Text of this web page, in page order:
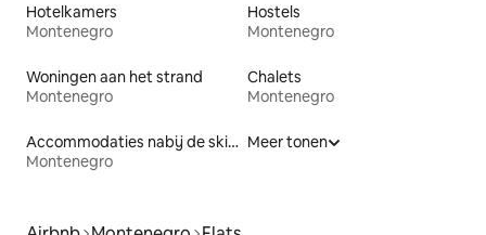
Hotelkamers
Montenegro
Hostels
Montenegro
Woningen aan het strand
Montenegro
Chalets
Montenegro
Accommodaties nabij de skipiste
Montenegro
Meer tonen